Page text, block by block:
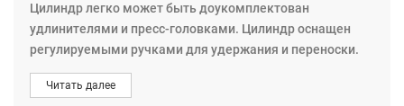
Цилиндр легко может быть доукомплектован
удлинителями и пресс-головками. Цилиндр оснащен
регулируемыми ручками для удержания и переноски.
Макс. рабочее давление 800 бар.
Читать далее